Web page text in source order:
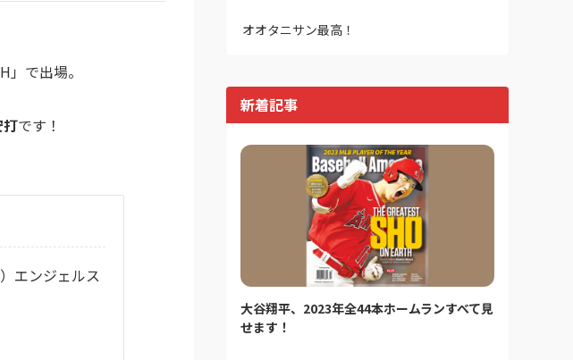
で出場。
です！
エンジェルス
オオタニサン最高！
新着記事
大谷翔平、2023年全44本ホームランすべて見
せます！